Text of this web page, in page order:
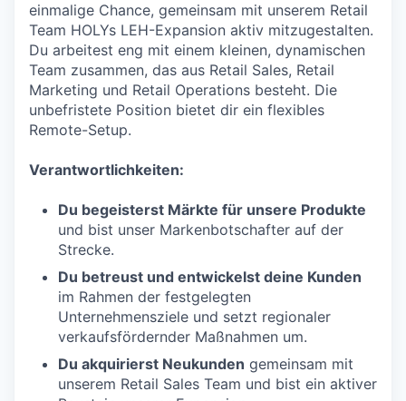
einmalige Chance, gemeinsam mit unserem Retail
Team HOLYs LEH-Expansion aktiv mitzugestalten.
Du arbeitest eng mit einem kleinen, dynamischen
Team zusammen, das aus Retail Sales, Retail
Marketing und Retail Operations besteht. Die
unbefristete Position bietet dir ein flexibles
Remote-Setup.
Verantwortlichkeiten:
Du begeisterst Märkte für unsere Produkte
und bist unser Markenbotschafter auf der
Strecke.
Du betreust und entwickelst deine Kunden
im Rahmen der festgelegten
Unternehmensziele und setzt regionaler
verkaufsfördernder Maßnahmen um.
Du akquirierst Neukunden gemeinsam mit
unserem Retail Sales Team und bist ein aktiver